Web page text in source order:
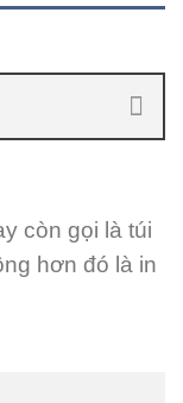
còn gọi là túi
hơn đó là in